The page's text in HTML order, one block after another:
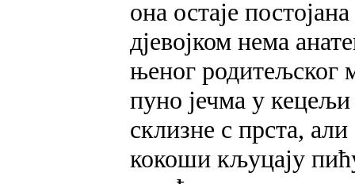
она остаје
дјевојком нема
њеног родитељског
пуно јечма у
склизне с прста,
кокоши кљуцају